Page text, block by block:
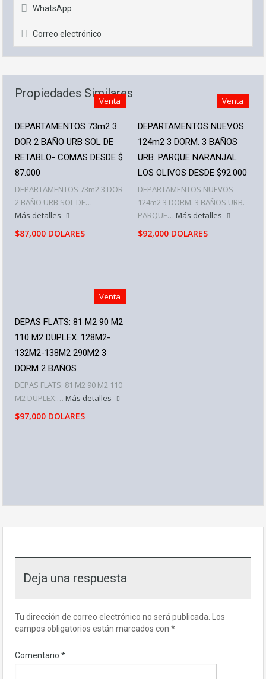
WhatsApp
Correo electrónico
Propiedades Similares
Venta
DEPARTAMENTOS 73m2 3
DOR 2 BAÑO URB SOL DE
RETABLO- COMAS DESDE $
87.000
DEPARTAMENTOS 73m2 3 DOR
2 BAÑO URB SOL DE…
Más detalles
$87,000 DOLARES
Venta
DEPARTAMENTOS NUEVOS
124m2 3 DORM. 3 BAÑOS
URB. PARQUE NARANJAL
LOS OLIVOS DESDE $92.000
DEPARTAMENTOS NUEVOS
124m2 3 DORM. 3 BAÑOS URB.
PARQUE… Más detalles
$92,000 DOLARES
Venta
DEPAS FLATS: 81 M2 90 M2
110 M2 DUPLEX: 128M2-
132M2-138M2 290M2 3
DORM 2 BAÑOS
DEPAS FLATS: 81 M2 90 M2 110
M2 DUPLEX:… Más detalles
$97,000 DOLARES
Deja una respuesta
Tu dirección de correo electrónico no será publicada.
Los
campos obligatorios están marcados con *
Comentario *